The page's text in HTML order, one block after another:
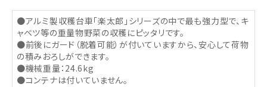
●アルミ製収穫台車「楽太郎」シリーズの中で最も強力型で、キ
ャベツ等の重量物野菜の収穫にピッタリです。
●前後にガード（脱着可能）が付いていますから、安心して荷物
の積みおろしができます。
●機械重量：24.6kg
●コンテナは付いていません。